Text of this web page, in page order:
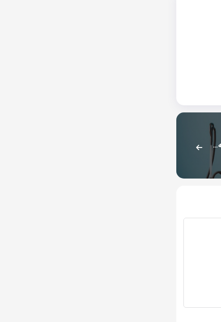
قیمت لوازم خانگی چه ربطی به تک‌نرخی شذن ارز دارد؟/ بهانه برای گرانی‌های بی‌ضابطه جور شد